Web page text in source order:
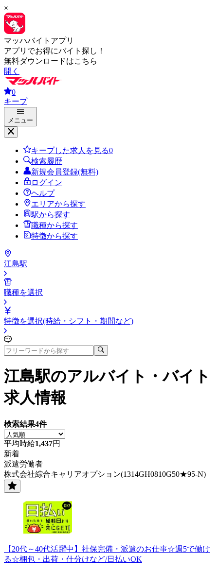
×
マッハバイトアプリ
アプリでお得にバイト探し！
無料ダウンロードはこちら
開く
0
キープ
メニュー
キープした求人を見る0
検索履歴
新規会員登録(無料)
ログイン
ヘルプ
エリアから探す
駅から探す
職種から探す
特徴から探す
江島駅
職種を選択
特徴を選択(時給・シフト・期間など)
江島駅のアルバイト・バイト
求人情報
検索結果4件
平均時給1,437円
新着
派遣労働者
株式会社綜合キャリアオプション(1314GH0810G50★95-N)
【20代～40代活躍中】社保完備・派遣のお仕事☆週5で働け
る☆梱包・出荷・仕分けなど/日払いOK